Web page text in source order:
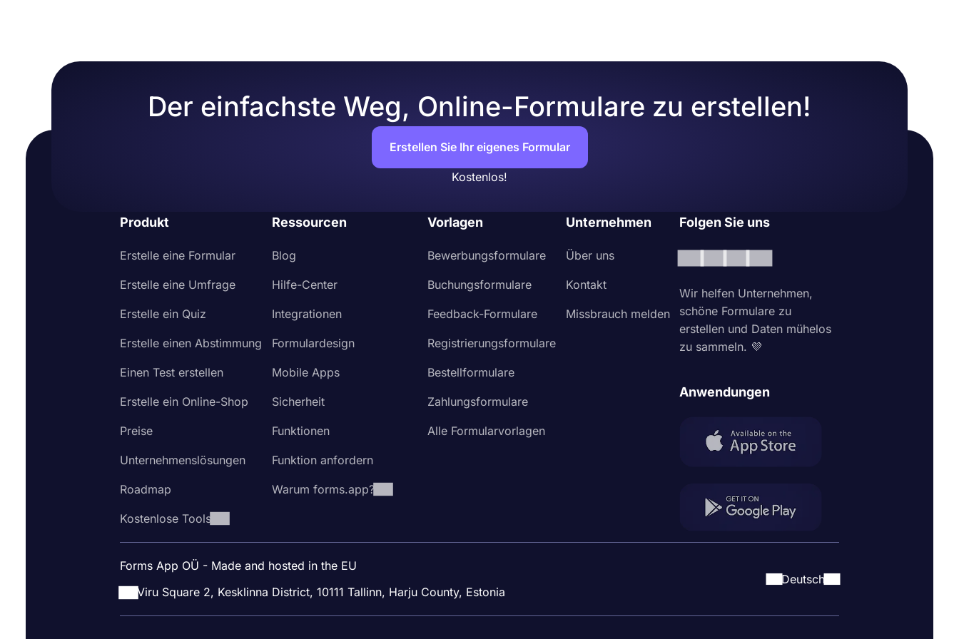
Der einfachste Weg, Online-Formulare zu erstellen!
Erstellen Sie Ihr eigenes Formular
Kostenlos!
Produkt
Erstelle eine Formular
Erstelle eine Umfrage
Erstelle ein Quiz
Erstelle einen Abstimmung
Einen Test erstellen
Erstelle ein Online-Shop
Preise
Unternehmenslösungen
Roadmap
Kostenlose Tools
Ressourcen
Blog
Hilfe-Center
Integrationen
Formulardesign
Mobile Apps
Sicherheit
Funktionen
Funktion anfordern
Warum forms.app?
Vorlagen
Bewerbungsformulare
Buchungsformulare
Feedback-Formulare
Registrierungsformulare
Bestellformulare
Zahlungsformulare
Alle Formularvorlagen
Unternehmen
Über uns
Kontakt
Missbrauch melden
Folgen Sie uns
Wir helfen Unternehmen,
schöne Formulare zu
erstellen und Daten mühelos
zu sammeln. 💜
Anwendungen
Forms App OÜ - Made and hosted in the EU
Viru Square 2, Kesklinna District, 10111 Tallinn, Harju County, Estonia
Deutsch